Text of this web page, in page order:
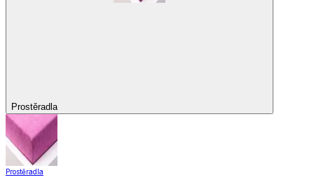
Prostěradla
Prostěradla